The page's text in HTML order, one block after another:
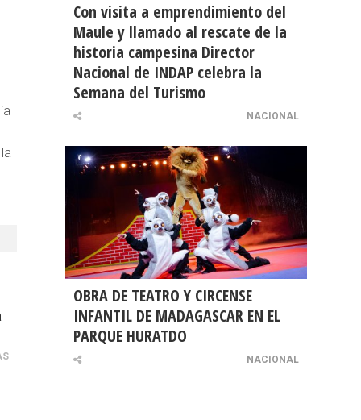
Con visita a emprendimiento del
Maule y llamado al rescate de la
historia campesina Director
Nacional de INDAP celebra la
Semana del Turismo
NACIONAL
OBRA DE TEATRO Y CIRCENSE
INFANTIL DE MADAGASCAR EN EL
PARQUE HURATDO
NACIONAL